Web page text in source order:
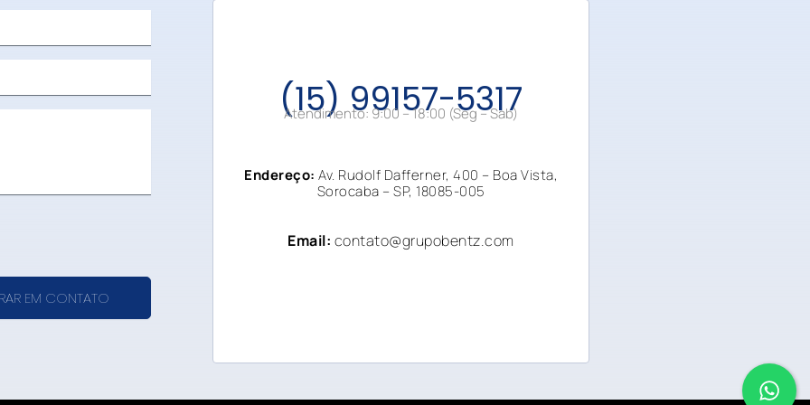
EM CONTATO
(15) 99157-5317
Atendimento: 9:00 – 18:00 (Seg – Sab)
Endereço:Av. Rudolf Dafferner, 400 – Boa Vista,
Sorocaba –SP, 18085-005
Email: contato@grupobentz.com